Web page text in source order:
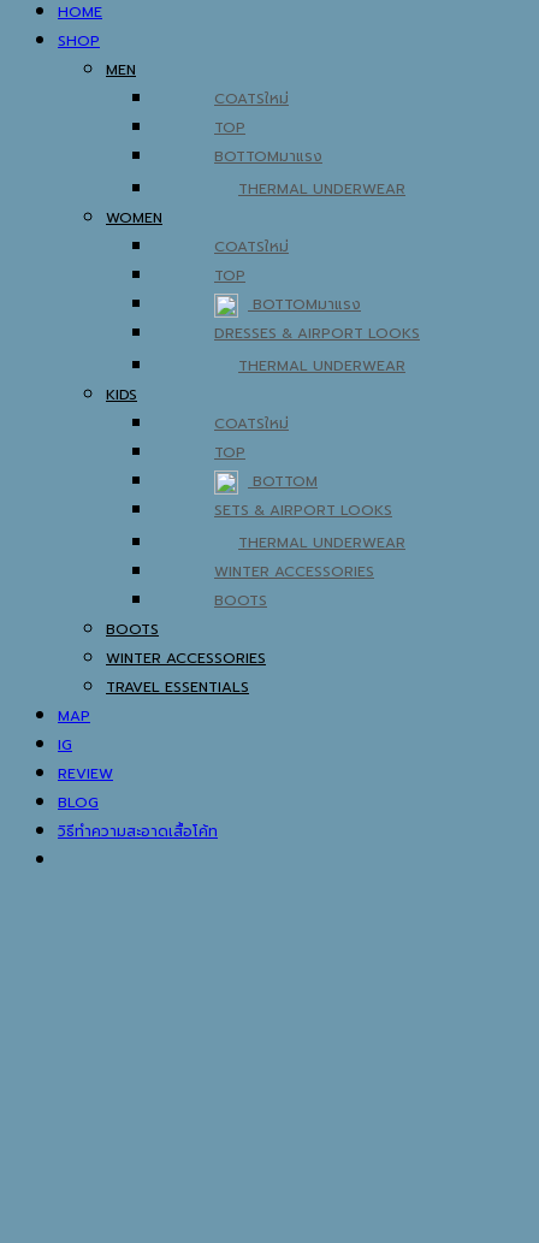
HOME
SHOP
MEN
COATS
TOP
BOTTOM
THERMAL UNDERWEAR
WOMEN
COATS
TOP
BOTTOM
DRESSES & AIRPORT LOOKS
THERMAL UNDERWEAR
KIDS
COATS
TOP
BOTTOM
SETS & AIRPORT LOOKS
THERMAL UNDERWEAR
WINTER ACCESSORIES
BOOTS
BOOTS
WINTER ACCESSORIES
TRAVEL ESSENTIALS
MAP
IG
REVIEW
BLOG
วิธีทำความสะอาดเสื้อโค้ท